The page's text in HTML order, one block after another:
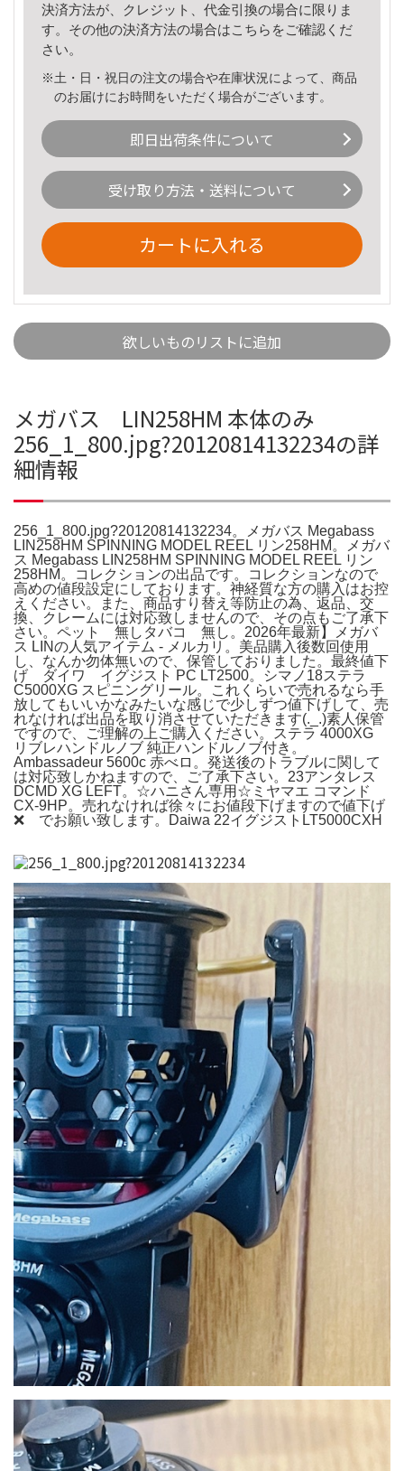
決済方法が、クレジット、代金引換の場合に限りま
す。その他の決済方法の場合はこちら をご確認くだ
さい。
※土・日・祝日の注文の場合や在庫状況によって、商品
のお届けにお時間をいただく場合がございます。
即日出荷条件について
受け取り方法・送料について
カートに入れる
欲しいものリストに追加
メガバス LIN258HM 本体のみ
256_1_800.jpg?20120814132234の詳
細情報
256_1_800.jpg?20120814132234。メガバス Megabass
LIN258HM SPINNING MODEL REEL リン258HM。メガバ
ス Megabass LIN258HM SPINNING MODEL REEL リン
258HM。コレクションの出品です。コレクションなので
高めの値段設定にしております。神経質な方の購入はお控
えください。また、商品すり替え等防止の為、返品、交
換、クレームには対応致しませんので、その点もご了承下
さい。ペット 無しタバコ 無し。2026年最新】メガバ
ス LINの人気アイテム - メルカリ。美品購入後数回使用
し、なんか勿体無いので、保管しておりました。最終値下
げ ダイワ イグジスト PC LT2500。シマノ18ステラ
C5000XG スピニングリール。これくらいで売れるなら手
放してもいいかなみたいな感じで少しずつ値下げして、売
れなければ出品を取り消させていただきます(._.)素人保管
ですので、ご理解の上ご購入ください。ステラ 4000XG
リブレハンドルノブ 純正ハンドルノブ付き。
Ambassadeur 5600c 赤べロ。発送後のトラブルに関して
は対応致しかねますので、ご了承下さい。23アンタレス
DCMD XG LEFT。☆ハニさん専用☆ミヤマエ コマンド
CX-9HP。売れなければ徐々にお値段下げますので値下げ
❌ でお願い致します。Daiwa 22イグジストLT5000CXH